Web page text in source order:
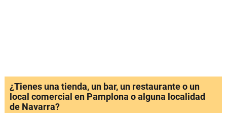
¿Tienes una tienda, un bar, un restaurante o un
local comercial en Pamplona o alguna localidad
de Navarra?